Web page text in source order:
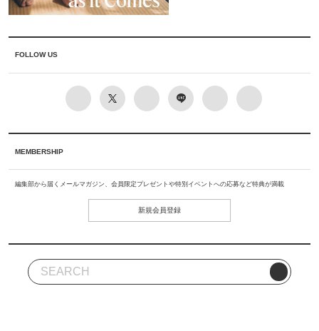
FOLLOW US
MEMBERSHIP
編集部から届くメールマガジン、会員限定プレゼントや特別イベントへの応募など特典が満載
新規会員登録